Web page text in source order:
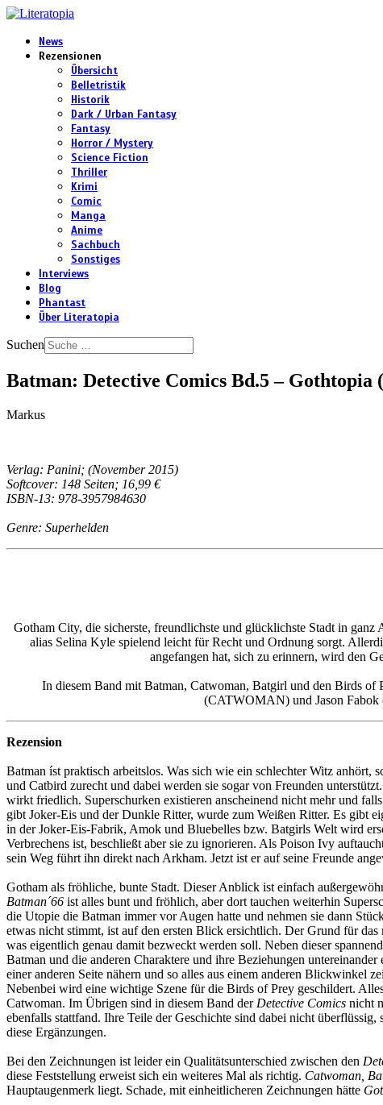
News
Rezensionen
Übersicht
Belletristik
Historik
Dark / Urban Fantasy
Fantasy
Horror / Mystery
Science Fiction
Thriller
Krimi
Comic
Manga
Anime
Sachbuch
Sonstiges
Interviews
Blog
Phantast
Über Literatopia
Suchen
Batman: Detective Comics Bd.5 – Gothtopia
Markus
Verlag: Panini; (November 2015)
Softcover: 148 Seiten; 16,99 €
ISBN-13: 978-3957984630
Genre: Superhelden
Gotham City, die sicherste, freundlichste und glücklichste Stadt in
alias Selina Kyle spielend leicht für Recht und Ordnung sorgt.
angefangen hat, sich zu erinnern, wird den
In diesem Band mit Batman, Catwoman, Batgirl und den Birds
(CATWOMAN) und Jason
Rezension
Batman íst praktisch arbeitslos. Was sich wie ein schlechter Witz anhört,
und Catbird zurecht und dabei werden sie sogar von Freunden
wirkt friedlich. Superschurken existieren anscheinend nicht mehr und
gibt Joker-Eis und der Dunkle Ritter, wurde zum Weißen Ritter. Es gibt
in der Joker-Eis-Fabrik, Amok und Bluebelles bzw. Batgirls Welt wird
Verbrechens ist, beschließt aber sie zu ignorieren. Als Poison Ivy
sein Weg führt ihn direkt nach Arkham. Jetzt ist er auf seine Freunde
Gotham als fröhliche, bunte Stadt. Dieser Anblick ist einfach
Batman´66 ist alles bunt und fröhlich, aber dort tauchen weiterhin
die Utopie die Batman immer vor Augen hatte und nehmen sie dann
etwas nicht stimmt, ist auf den ersten Blick ersichtlich. Der Grund für
was eigentlich genau damit bezweckt werden soll. Neben dieser
Batman und die anderen Charaktere und ihre Beziehungen
einer anderen Seite nähern und so alles aus einem anderen Blickwinkel
Nebenbei wird eine wichtige Szene für die Birds of Prey geschildert.
Catwoman. Im Übrigen sind in diesem Band der Detective Comics nicht
ebenfalls stattfand. Ihre Teile der Geschichte sind dabei nicht
diese Ergänzungen.
Bei den Zeichnungen ist leider ein Qualitätsunterschied zwischen den
diese Feststellung erweist sich ein weiteres Mal als richtig. Catwoman,
Hauptaugenmerk liegt. Schade, mit einheitlicheren Zeichnungen hätte